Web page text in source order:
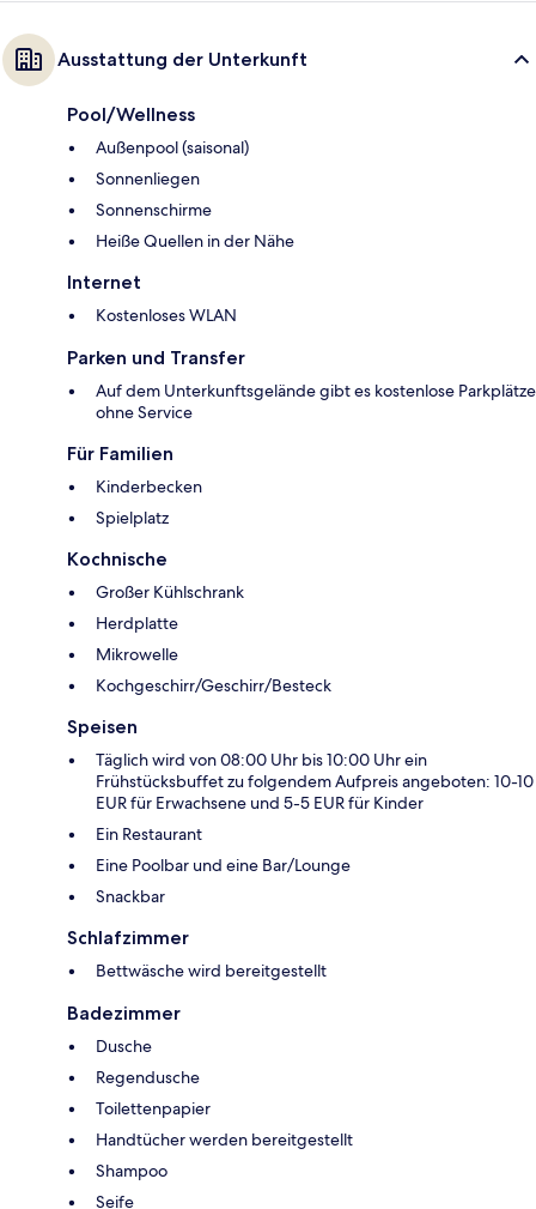
Ausstattung der Unterkunft
Pool/Wellness
Außenpool (saisonal)
Sonnenliegen
Sonnenschirme
Heiße Quellen in der Nähe
Internet
Kostenloses WLAN
Parken und Transfer
Auf dem Unterkunftsgelände gibt es kostenlose Parkplätze
ohne Service
Für Familien
Kinderbecken
Spielplatz
Kochnische
Großer Kühlschrank
Herdplatte
Mikrowelle
Kochgeschirr/Geschirr/Besteck
Speisen
Täglich wird von 08:00 Uhr bis 10:00 Uhr ein
Frühstücksbuffet zu folgendem Aufpreis angeboten: 10-10
EUR für Erwachsene und 5-5 EUR für Kinder
Ein Restaurant
Eine Poolbar und eine Bar/Lounge
Snackbar
Schlafzimmer
Bettwäsche wird bereitgestellt
Badezimmer
Dusche
Regendusche
Toilettenpapier
Handtücher werden bereitgestellt
Shampoo
Seife